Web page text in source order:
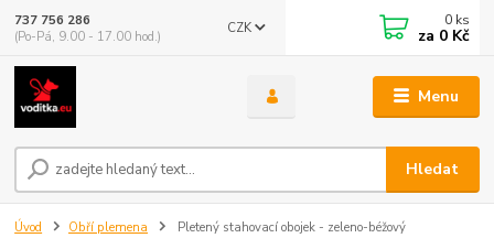
Menu
CZK
Hledat
737 756 286
(Po-Pá, 9.00 - 17.00 hod.)
0 ks
za 0 Kč
Úvod Obří plemena Pletený stahovací obojek - zeleno-béžový